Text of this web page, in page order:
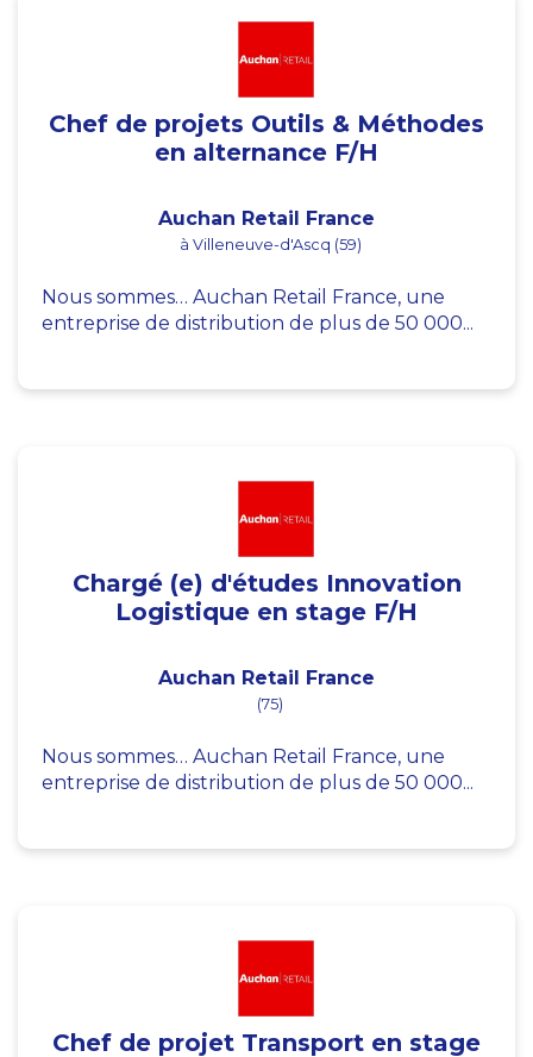
Chef de projets Outils & Méthodes
en alternance F/H
Auchan Retail France
à Villeneuve-d'Ascq (59)
Nous sommes… Auchan Retail France, une
entreprise de distribution de plus de 50 000...
Chargé (e) d'études Innovation
Logistique en stage F/H
Auchan Retail France
(75)
Nous sommes… Auchan Retail France, une
entreprise de distribution de plus de 50 000...
Chef de projet Transport en stage